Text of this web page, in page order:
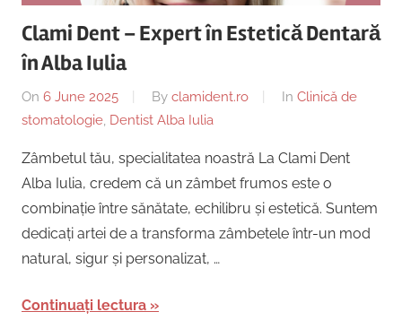
Clami Dent – Expert în Estetică Dentară
în Alba Iulia
On 6 June 2025 By clamident.ro In Clinică de
stomatologie, Dentist Alba Iulia
Zâmbetul tău, specialitatea noastră La Clami Dent
Alba Iulia, credem că un zâmbet frumos este o
combinație între sănătate, echilibru și estetică. Suntem
dedicați artei de a transforma zâmbetele într-un mod
natural, sigur și personalizat, …
Continuați lectura